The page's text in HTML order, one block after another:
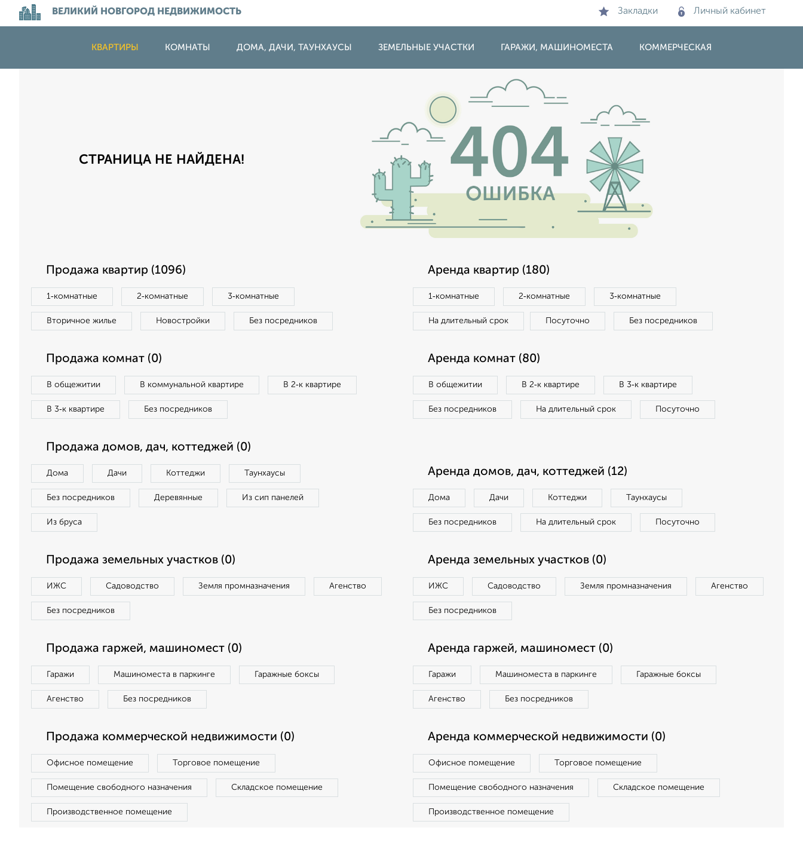
ВЕЛИКИЙ НОВГОРОД НЕДВИЖИМОСТЬ Закладки Личный кабинет
КВАРТИРЫ КОМНАТЫ ДОМА, ДАЧИ, ТАУНХАУСЫ ЗЕМЕЛЬНЫЕ УЧАСТКИ ГАРАЖИ, МАШИНОМЕСТА КОММЕРЧЕСКАЯ
СТРАНИЦА НЕ НАЙДЕНА!
Продажа квартир (1096)
1‑комнатные 2‑комнатные 3‑комнатные
Вторичное жилье Новостройки Без посредников
Аренда квартир (180)
1‑комнатные 2‑комнатные 3‑комнатные
На длительный срок Посуточно Без посредников
Продажа комнат (0)
В общежитии В коммунальной квартире В 2‑к квартире
В 3‑к квартире Без посредников
Аренда комнат (80)
В общежитии В 2‑к квартире В 3‑к квартире
Без посредников На длительный срок Посуточно
Продажа домов, дач, коттеджей (0)
Дома Дачи Коттеджи Таунхаусы
Без посредников Деревянные Из сип панелей
Из бруса
Аренда домов, дач, коттеджей (12)
Дома Дачи Коттеджи Таунхаусы
Без посредников На длительный срок Посуточно
Продажа земельных участков (0)
ИЖС Садоводство Земля промназначения Агенство
Без посредников
Аренда земельных участков (0)
ИЖС Садоводство Земля промназначения Агенство
Без посредников
Продажа гаржей, машиномест (0)
Гаражи Машиноместа в паркинге Гаражные боксы
Агенство Без посредников
Аренда гаржей, машиномест (0)
Гаражи Машиноместа в паркинге Гаражные боксы
Агенство Без посредников
Продажа коммерческой недвижимости (0)
Офисное помещение Торговое помещение
Помещение свободного назначения Складское помещение
Производственное помещение
Аренда коммерческой недвижимости (0)
Офисное помещение Торговое помещение
Помещение свободного назначения Складское помещение
Производственное помещение